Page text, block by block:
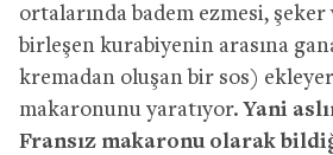
ortalarında badem ezmesi,
birleşen kurabiyenin arasına
kremadan oluşan bir sos)
makaronunu yaratıyor. Yani
Fransız makaronu olarak